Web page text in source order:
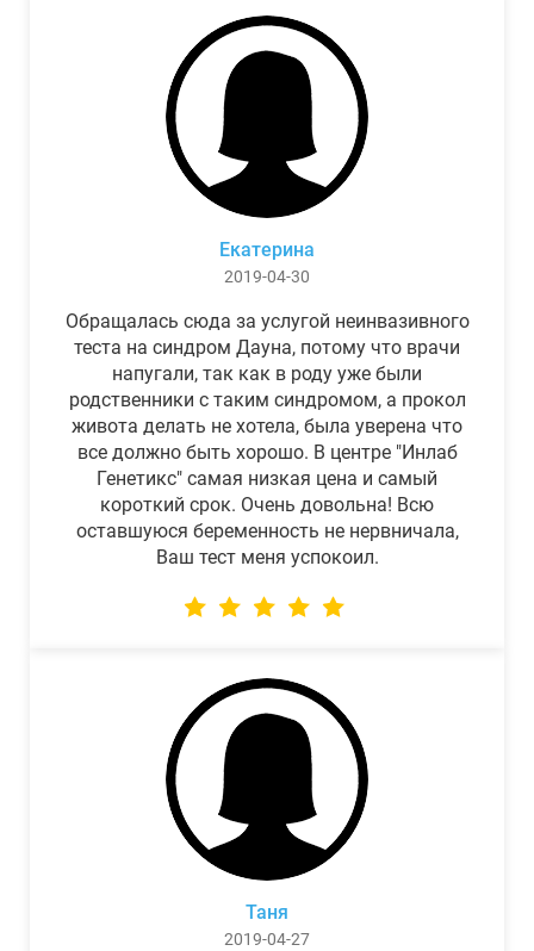
Екатерина
2019-04-30
Обращалась сюда за услугой неинвазивного
теста на синдром Дауна, потому что врачи
напугали, так как в роду уже были
родственники с таким синдромом, а прокол
живота делать не хотела, была уверена что
все должно быть хорошо. В центре "Инлаб
Генетикс" самая низкая цена и самый
короткий срок. Очень довольна! Всю
оставшуюся беременность не нервничала,
Ваш тест меня успокоил.
Таня
2019-04-27